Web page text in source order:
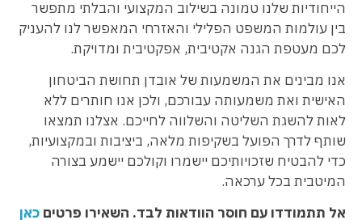
הייחודיות שלנו טמונה בשילוב המקצועי והבלתי מתפשר
בין עולמות המשפט הפלילי והאזרחי המאפשר לנו להעניק
לכם מעטפת הגנה אקטיבית, אפקטיבית ומדויקת.
אנו מבינים את המשמעות של אובדן תחושת הביטחון
האישית ואת משמעותה עבורכם, ולכן אנו חותרים ללא
לאות להשגת השליטה והשלווה לחייכם. אצלנו תמצאו
שותף לדרך הפועל בשקיפות מלאה, ביציבות ובמקצועיות,
כדי להבטיח שזכויותיכם יישמרו וקולכם יישמע בצורה
המיטבית בכל ערכאה.
אל תתמודדו עם חוסר הוודאות לבד. השאירו פרטיםכאן